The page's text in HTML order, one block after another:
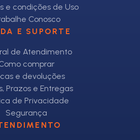
e condições de Uso
Conosco
E SUPORTE
de Atendimento
comprar
e devoluções
Prazos e Entregas
de Privacidade
Segurança